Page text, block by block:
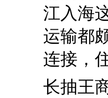
江入海
运输都
连接，
长抽王